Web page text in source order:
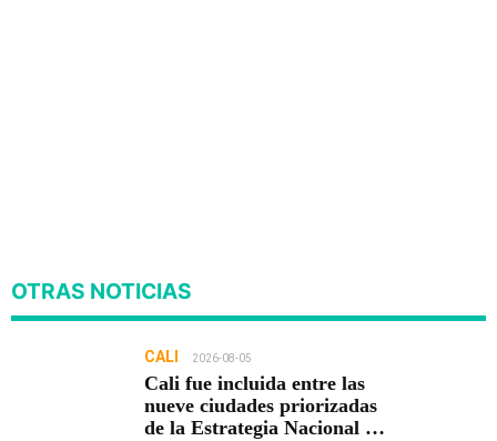
OTRAS NOTICIAS
CALI 2026-08-05
Cali fue incluida entre las
nueve ciudades priorizadas
de la Estrategia Nacional de